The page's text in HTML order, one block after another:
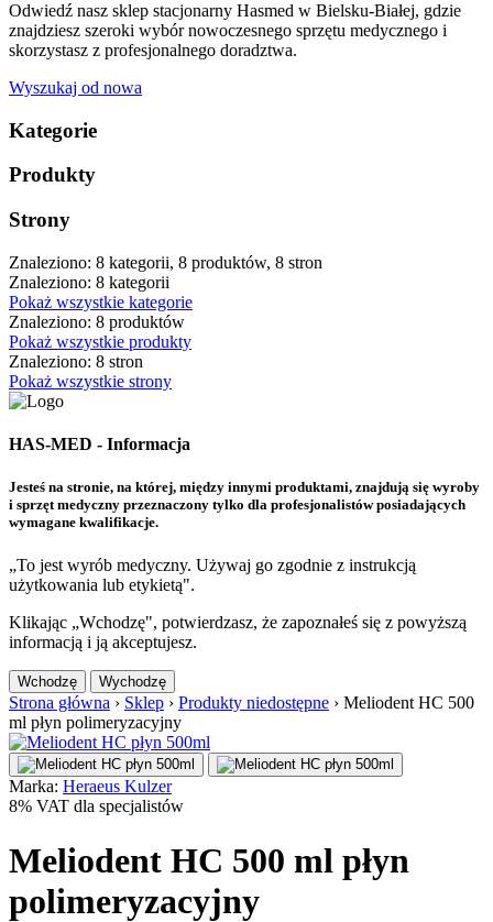
Odwiedź nasz sklep stacjonarny Hasmed w Bielsku-Białej, gdzie
znajdziesz szeroki wybór nowoczesnego sprzętu medycznego i
skorzystasz z profesjonalnego doradztwa.
Wyszukaj od nowa
Kategorie
Produkty
Strony
Znaleziono: 8 kategorii, 8 produktów, 8 stron
Znaleziono: 8 kategorii
Pokaż wszystkie kategorie
Znaleziono: 8 produktów
Pokaż wszystkie produkty
Znaleziono: 8 stron
Pokaż wszystkie strony
HAS-MED - Informacja
Jesteś na stronie, na której, między innymi produktami, znajdują się wyroby
i sprzęt medyczny przeznaczony tylko dla profesjonalistów posiadających
wymagane kwalifikacje.
„To jest wyrób medyczny. Używaj go zgodnie z instrukcją
użytkowania lub etykietą".
Klikając „Wchodzę", potwierdzasz, że zapoznałeś się z powyższą
informacją i ją akceptujesz.
Wchodzę Wychodzę
Strona główna › Sklep › Produkty niedostępne › Meliodent HC 500
ml płyn polimeryzacyjny
Marka: Heraeus Kulzer
8% VAT dla specjalistów
Meliodent HC 500 ml płyn
polimeryzacyjny